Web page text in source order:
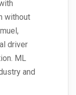
without
driver
ML
and